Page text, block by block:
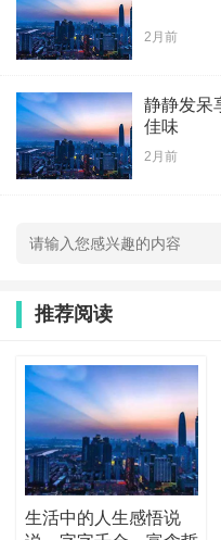
2月前
静静发呆
佳味
2月前
推荐阅读
生活中的人生感悟说